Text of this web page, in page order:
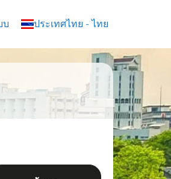
บ ประเทศไทย - ไทย
keyboard_arrow_down